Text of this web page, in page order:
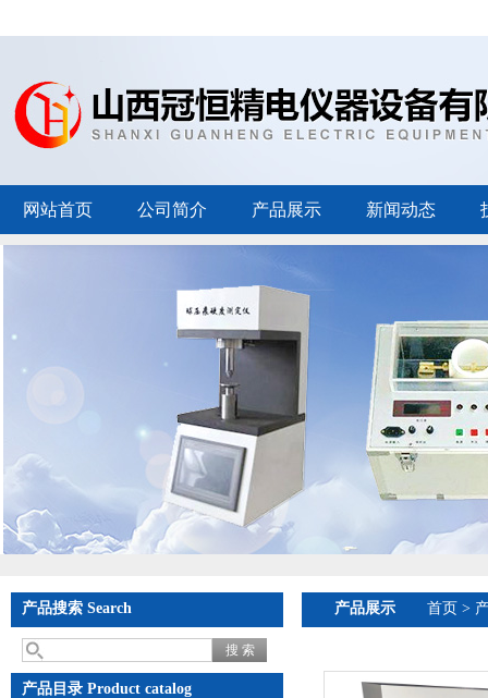
网站首页 公司简介 产品展示 新闻动态
产品搜索 Search
产品目录 Product catalog
产品展示 首页 >